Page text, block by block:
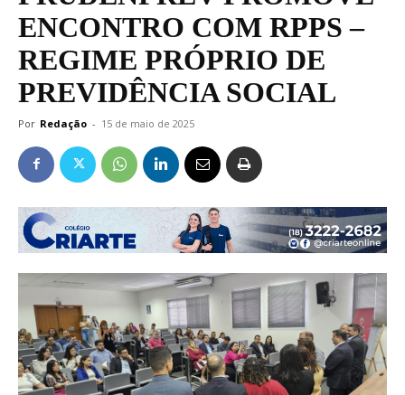
ENCONTRO COM RPPS –
REGIME PRÓPRIO DE
PREVIDÊNCIA SOCIAL
Por Redação - 15 de maio de 2025